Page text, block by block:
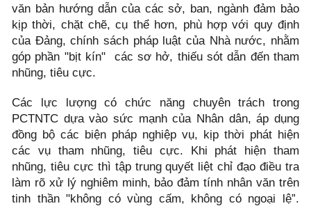
văn bản hướng dẫn của các sở, ban, ngành đảm bảo
kịp thời, chặt chẽ, cụ thể hơn, phù hợp với quy định
của Đảng, chính sách pháp luật của Nhà nước, nhằm
góp phần "bịt kín" các sơ hở, thiếu sót dẫn đến tham
nhũng, tiêu cực.
Các lực lượng có chức năng chuyên trách trong
PCTNTC dựa vào sức mạnh của Nhân dân, áp dụng
đồng bộ các biện pháp nghiệp vụ, kịp thời phát hiện
các vụ tham nhũng, tiêu cực. Khi phát hiện tham
nhũng, tiêu cực thì tập trung quyết liệt chỉ đạo điều tra
làm rõ xử lý nghiêm minh, bảo đảm tính nhân văn trên
tinh thần "không có vùng cấm, không có ngoại lệ”.